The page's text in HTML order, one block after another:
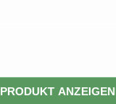
PRODUKT ANZEIGEN